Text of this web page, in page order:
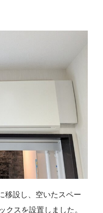
移設し、空いたスペー
クスを設置しました。